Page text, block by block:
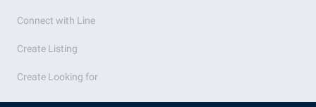
Connect with Line
Create Listing
Create Looking for